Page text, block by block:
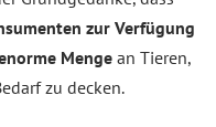
zur Verfügung
Mengean Tieren,
zu decken.